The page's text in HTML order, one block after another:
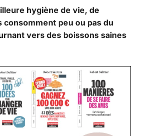
hygiène de vie, de
consomment peu ou pas du
vers des boissons saines